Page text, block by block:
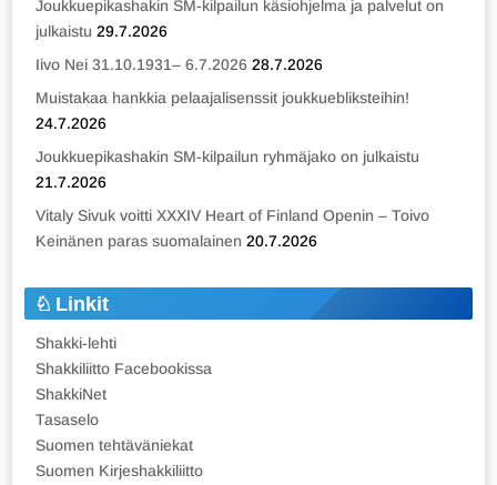
Joukkuepikashakin SM-kilpailun käsiohjelma ja palvelut on
julkaistu 29.7.2026
Iivo Nei 31.10.1931– 6.7.2026 28.7.2026
Muistakaa hankkia pelaajalisenssit joukkuebliksteihin!
24.7.2026
Joukkuepikashakin SM-kilpailun ryhmäjako on julkaistu
21.7.2026
Vitaly Sivuk voitti XXXIV Heart of Finland Openin – Toivo
Keinänen paras suomalainen 20.7.2026
Linkit
Shakki-lehti
Shakkiliitto Facebookissa
ShakkiNet
Tasaselo
Suomen tehtäväniekat
Suomen Kirjeshakkiliitto